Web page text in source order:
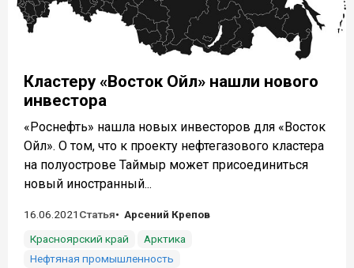
Кластеру «Восток Ойл» нашли нового
инвестора
«Роснефть» нашла новых инвесторов для «Восток
Ойл». О том, что к проекту нефтегазового кластера
на полуострове Таймыр может присоединиться
новый иностранный...
16.06.2021 Статья
Арсений Крепов
Красноярский край
Арктика
Нефтяная промышленность